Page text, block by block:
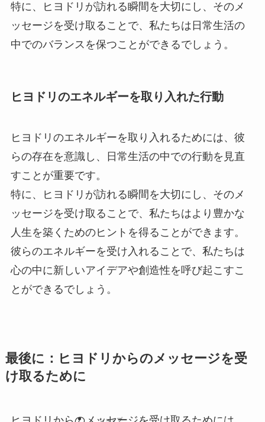
特に、ヒヨドリが訪れる瞬間を大切にし、そのメ
ッセージを受け取ることで、私たちは日常生活の
中でのバランスを保つことができるでしょう。
ヒヨドリのエネルギーを取り入れた行動
ヒヨドリのエネルギーを取り入れるためには、彼
らの存在を意識し、日常生活の中での行動を見直
すことが重要です。
特に、ヒヨドリが訪れる瞬間を大切にし、そのメ
ッセージを受け取ることで、私たちはより豊かな
人生を築くためのヒントを得ることができます。
彼らのエネルギーを受け入れることで、私たちは
心の中に新しいアイデアや創造性を呼び起こすこ
とができるでしょう。
最後に：ヒヨドリからのメッセージを受
け取るために
ショップ